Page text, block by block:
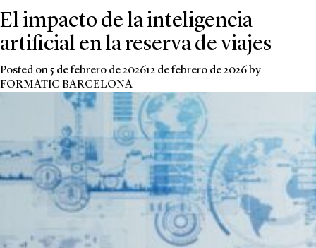
El impacto de la inteligencia
artificial en la reserva de viajes
Posted on5 de febrero de 202612 de febrero de 2026 by
FORMATIC BARCELONA